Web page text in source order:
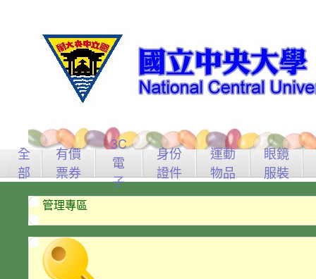
全
部
有價
票券
3C
電
子
身份
證件
運動
物品
眼鏡
服裝
管理專區